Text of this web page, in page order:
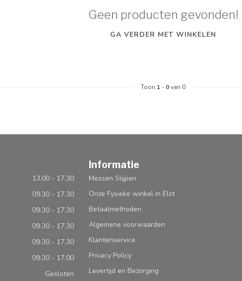
Geen producten gevonden!
GA VERDER MET WINKELEN
Toon 1 - 0van 0
13.00 - 17.30
09.30 - 17.30
09.30 - 17.30
09.30 - 17.30
09.30 - 17.30
09.30 - 17.00
Gesloten
Informatie
Messen Slijpen
Onze Fysieke winkel in Elst
Betaalmethoden
Algemene voorwaarden
Klantenservice
Privacy Policy
Levertijd en Bezorging